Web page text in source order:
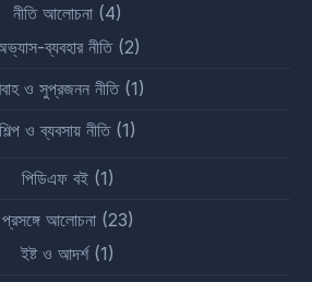
নীতি আলোচনা (4)
ব্যবহার নীতি(2)
ও সুপ্রজনন নীতি(1)
শিল্প ও ব্যবসায় নীতি(1)
পিডিএফ বই(1)
প্রসঙ্গে আলোচনা(23)
ইষ্ট ও আদর্শ(1)